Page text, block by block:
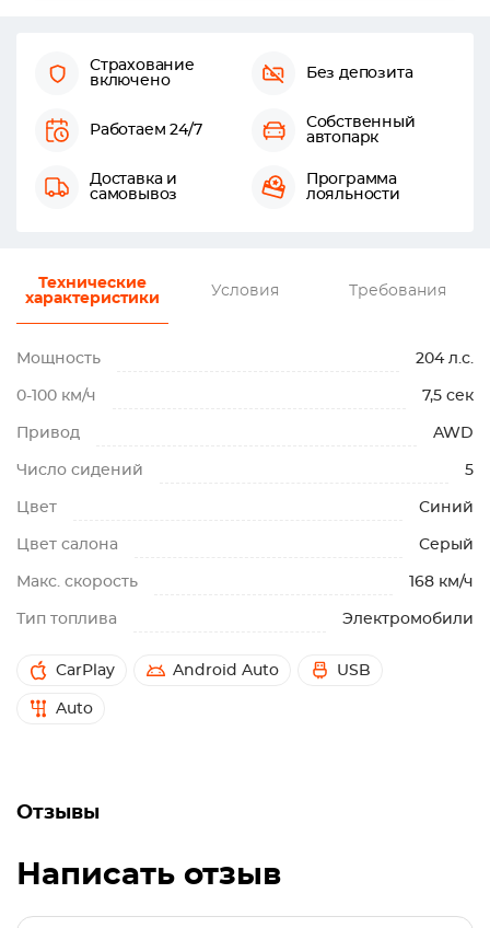
Страхование
включено
Без депозита
Работаем 24/7
Собственный
автопарк
Доставка и
самовывоз
Программа
лояльности
Технические
характеристики
Условия Требования
Мощность 204 л.с.
0-100 км/ч 7,5 сек
Привод AWD
Число сидений 5
Цвет Синий
Цвет салона Серый
Макс. скорость 168 км/ч
Тип топлива Электромобили
CarPlay Android Auto USB
Auto
Отзывы
Написать отзыв